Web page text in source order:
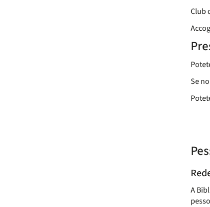
Club
Se
A